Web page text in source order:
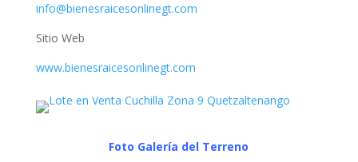
info@bienesraicesonlinegt.com
Sitio Web
www.bienesraicesonlinegt.com
Foto Galería del Terreno